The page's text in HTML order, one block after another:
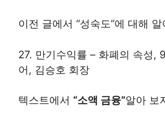
이전 글에서 “성숙도”에 대해
27. 만기수익률 – 화폐의 속성,
어, 김승호 회장
텍스트에서 “소액 금융”알아 보